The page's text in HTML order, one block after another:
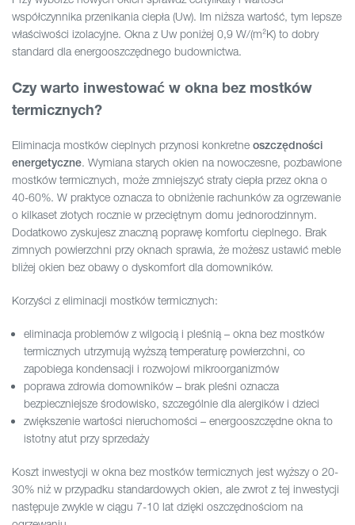
współczynnika przenikania ciepła (Uw). Im niższa wartość, tym lepsze
właściwości izolacyjne. Okna z Uw poniżej 0,9 W/(m²K) to dobry
standard dla energooszczędnego budownictwa.
Czy warto inwestować w okna bez mostków
termicznych?
Eliminacja mostków cieplnych przynosi konkretne oszczędności
energetyczne. Wymiana starych okien na nowoczesne, pozbawione
mostków termicznych, może zmniejszyć straty ciepła przez okna o
40-60%. W praktyce oznacza to obniżenie rachunków za ogrzewanie
o kilkaset złotych rocznie w przeciętnym domu jednorodzinnym.
Dodatkowo zyskujesz znaczną poprawę komfortu cieplnego. Brak
zimnych powierzchni przy oknach sprawia, że możesz ustawić meble
bliżej okien bez obawy o dyskomfort dla domowników.
Korzyści z eliminacji mostków termicznych:
eliminacja problemów z wilgocią i pleśnią – okna bez mostków
termicznych utrzymują wyższą temperaturę powierzchni, co
zapobiega kondensacji i rozwojowi mikroorganizmów
poprawa zdrowia domowników – brak pleśni oznacza
bezpieczniejsze środowisko, szczególnie dla alergików i dzieci
zwiększenie wartości nieruchomości – energooszczędne okna to
istotny atut przy sprzedaży
Koszt inwestycji w okna bez mostków termicznych jest wyższy o 20-
30% niż w przypadku standardowych okien, ale zwrot z tej inwestycji
następuje zwykle w ciągu 7-10 lat dzięki oszczędnościom na